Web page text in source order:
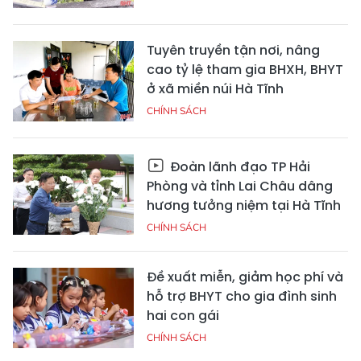
Tuyên truyền tận nơi, nâng
cao tỷ lệ tham gia BHXH, BHYT
ở xã miền núi Hà Tĩnh
CHÍNH SÁCH
Đoàn lãnh đạo TP Hải
Phòng và tỉnh Lai Châu dâng
hương tưởng niệm tại Hà Tĩnh
CHÍNH SÁCH
Đề xuất miễn, giảm học phí và
hỗ trợ BHYT cho gia đình sinh
hai con gái
CHÍNH SÁCH